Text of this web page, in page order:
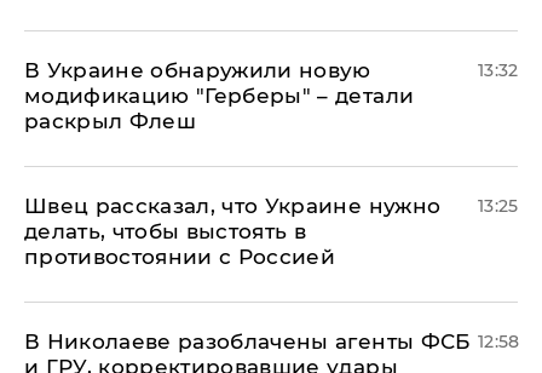
В Украине обнаружили новую
модификацию "Герберы" – детали
раскрыл Флеш
13:32
Швец рассказал, что Украине нужно
делать, чтобы выстоять в
противостоянии с Россией
13:25
В Николаеве разоблачены агенты ФСБ
и ГРУ, корректировавшие удары
12:58